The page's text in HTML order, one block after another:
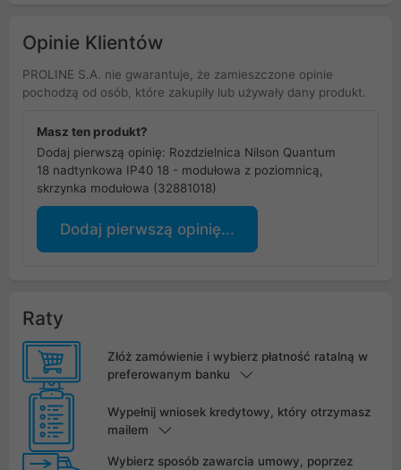
Opinie Klientów
PROLINE S.A. nie gwarantuje, że zamieszczone opinie
pochodzą od osób, które zakupiły lub używały dany produkt.
Masz ten produkt?
Dodaj pierwszą opinię: Rozdzielnica Nilson Quantum
18 nadtynkowa IP40 18 - modułowa z poziomnicą,
skrzynka modułowa (32881018)
Dodaj pierwszą opinię...
Raty
Złóż zamówienie i wybierz płatność ratalną w
preferowanym banku
Wypełnij wniosek kredytowy, który otrzymasz
mailem
Wybierz sposób zawarcia umowy, poprzez